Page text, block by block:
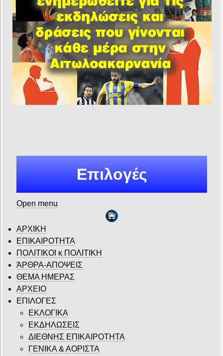
Επιλογές
Open menu
ΑΡΧΙΚΗ
ΕΠΙΚΑΙΡΟΤΗΤΑ
ΠΟΛΙΤΙΚΟΙ κ ΠΟΛΙΤΙΚΗ
ΆΡΘΡΑ-ΑΠΟΨΕΙΣ
ΘΕΜΑ ΗΜΕΡΑΣ
ΑΡΧΕΙΟ
ΕΠΙΛΟΓΕΣ
ΕΚΛΟΓΙΚΑ
ΕΚΔΗΛΩΣΕΙΣ
ΔΙΕΘΝΗΣ ΕΠΙΚΑΙΡΟΤΗΤΑ
ΓΕΝΙΚΑ & ΑΟΡΙΣΤΑ